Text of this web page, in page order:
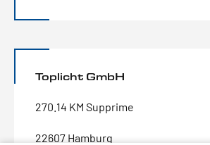
Toplicht GmbH
270.14 KM Supprime
22607 Hamburg